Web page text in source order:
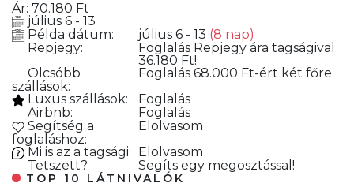
Ár: 70.180 Ft
július 6 - 13
Példa dátum:
július 6 - 13 (8 nap)
Repjegy:
Foglalás Repjegy ára tagságival
36.180 Ft!
Olcsóbb
szállások:
Foglalás 68.000 Ft-ért két főre
Luxus szállások:
Foglalás
Airbnb:
Foglalás
Segítség a
foglaláshoz:
Elolvasom
Mi is az a tagsági:
Elolvasom
Tetszett?
Segíts egy megosztással!
TOP 10 LÁTNIVALÓK